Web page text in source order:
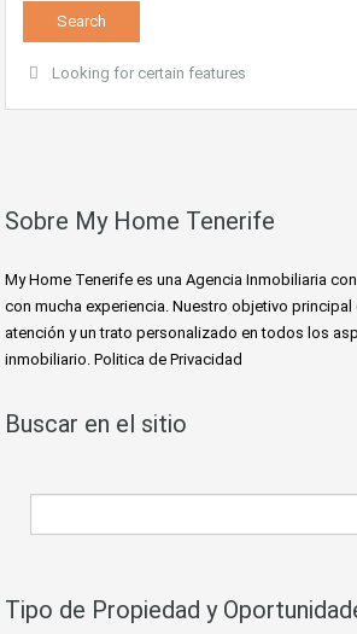
Looking for certain features
Sobre My Home Tenerife
My Home Tenerife es una Agencia Inmobiliaria
con mucha experiencia. Nuestro objetivo
atención y un trato personalizado en todos los
inmobiliario. Politica de Privacidad
Buscar en el sitio
Tipo de Propiedad y